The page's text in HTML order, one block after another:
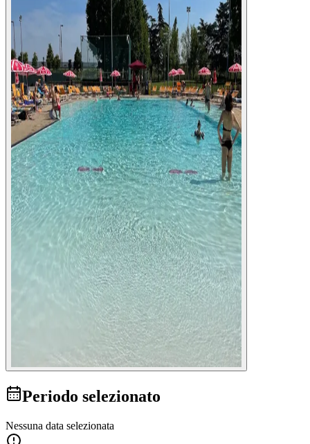
Periodo selezionato
Nessuna data selezionata